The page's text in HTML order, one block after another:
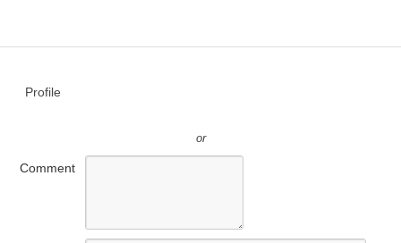
Profile
or
Comment